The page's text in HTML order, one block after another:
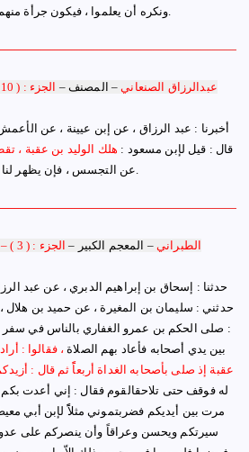
ونكره أن يعلموا ، فيكون جرأة منهم علينا وضعفا بنا.
عبدالرزاق الصنعاني– المصنف– الجزء : ( 10 )
قال : قيل لإبن مسعود : هلك الوليد بن عقبة ،
عن التجسس ، فإن يظهر لنا نقم عليه.
الطبراني – المعجم الكبير – الجزء : ( 3 ) –
حدثني : سليمان بن المغيرة ، عن حميد بن هلال
: صلى الحكم بن عمرو الغفاري بالناس في سفر
بين يدي أصحابه فأعاد بهم الصلاة ، فقالوا :
عقبة إذ صلى بأصحابه الغداة أربعاًً ثم قال :
له فوقف حتى تلاحقالقوم فقال : إني أعدت بكم
مرت بين أيديكم فضربتموني مثلاًً لإبن أبي
سيرتكم ويحسن وعراقاً وأن ينصركم على